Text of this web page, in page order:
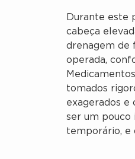
Durante este
cabeça
drenagem de
operada,
tomados
exagerados e
ser um pouco
temporário, e